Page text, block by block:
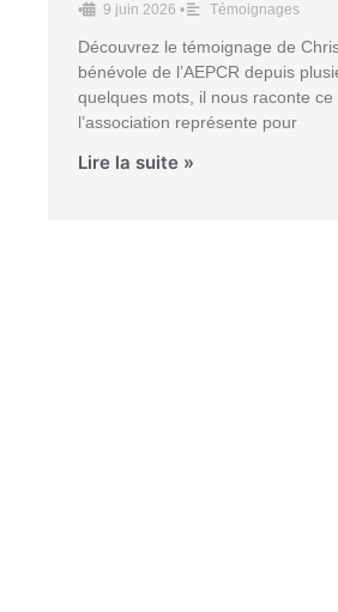
• 9 juin 2026 • Témoignages
Découvrez le témoignage de
bénévole de l’AEPCR depuis
quelques mots, il nous raconte ce
l’association représente pour
Lire la suite »